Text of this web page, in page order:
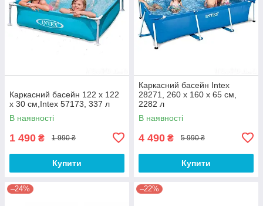
Каркасний басейн 122 х 122
х 30 см,Intex 57173, 337 л
В наявності
1 490 ₴ 1 990 ₴
Купити
Каркасний басейн Intex
28271, 260 х 160 х 65 см,
2282 л
В наявності
4 490 ₴ 5 990 ₴
Купити
–24% –22%